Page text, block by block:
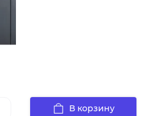
В корзину